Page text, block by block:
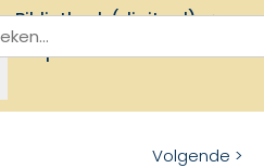
Bibliotheek (digitaal)
Volgende >